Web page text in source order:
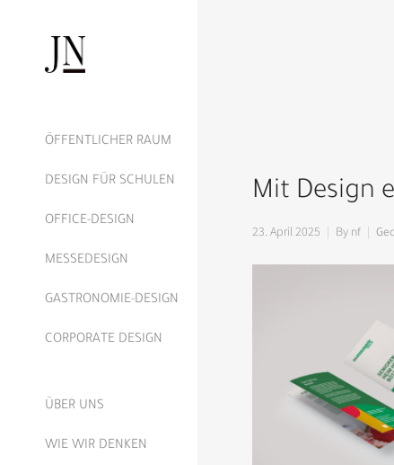
ÖFFENTLICHER RAUM
DESIGN FÜR SCHULEN
OFFICE-DESIGN
MESSEDESIGN
GASTRONOMIE-DESIGN
CORPORATE DESIGN
ÜBER UNS
WIE WIR DENKEN
Mit Design
23. April 2025 By nf